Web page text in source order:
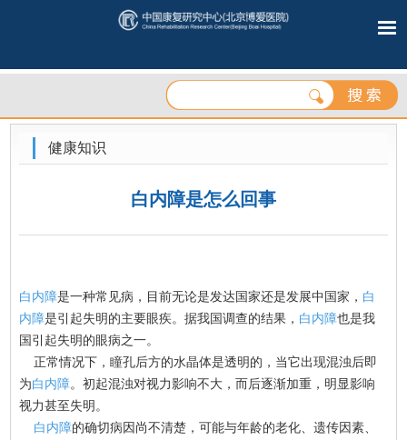
健康知识
白内障是怎么回事
白内障是一种常见病，目前无论是发达国家还是发展中国家， 白
内障是引起失明的主要眼疾。据我国调查的结果， 白内障也是我
国引起失明的眼病之一。
正常情况下，瞳孔后方的水晶体是透明的，当它出现混浊后即
为白内障。初起混浊对视力影响不大，而后逐渐加重，明显影响
视力甚至失明。
白内障的确切病因尚不清楚，可能与年龄的老化、遗传因素、